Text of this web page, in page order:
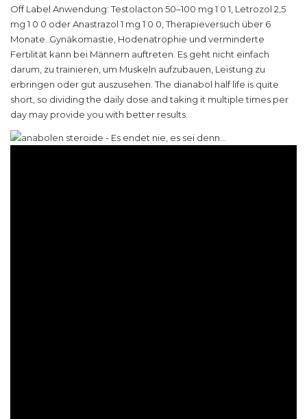
Off Label Anwendung: Testolacton 50–100 mg 1 0 1, Letrozol 2,5
mg 1 0 0 oder Anastrazol 1 mg 1 0 0, Therapieversuch über 6
Monate. Gynäkomastie, Hodenatrophie und verminderte
Fertilität kann bei Männern auftreten. Es geht nicht einfach
darum, zu trainieren, um Muskeln aufzubauen, Leistung zu
erbringen oder gut auszusehen. The dianabol half life is quite
short, so dividing the daily dose and taking it multiple times per
day may provide you with better results.